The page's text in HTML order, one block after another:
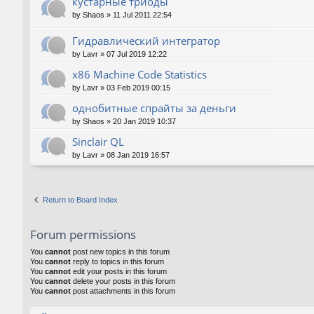
by Shaos » 11 Jul 2011 22:54
Гидравлический интегратор
by Lavr » 07 Jul 2019 12:22
x86 Machine Code Statistics
by Lavr » 03 Feb 2019 00:15
однобитные спрайты за деньги
by Shaos » 20 Jan 2019 10:37
Sinclair QL
by Lavr » 08 Jan 2019 16:57
Return to Board Index
Forum permissions
You cannot post new topics in this forum
You cannot reply to topics in this forum
You cannot edit your posts in this forum
You cannot delete your posts in this forum
You cannot post attachments in this forum